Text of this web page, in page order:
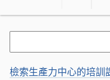
檢索生產力中心的培訓